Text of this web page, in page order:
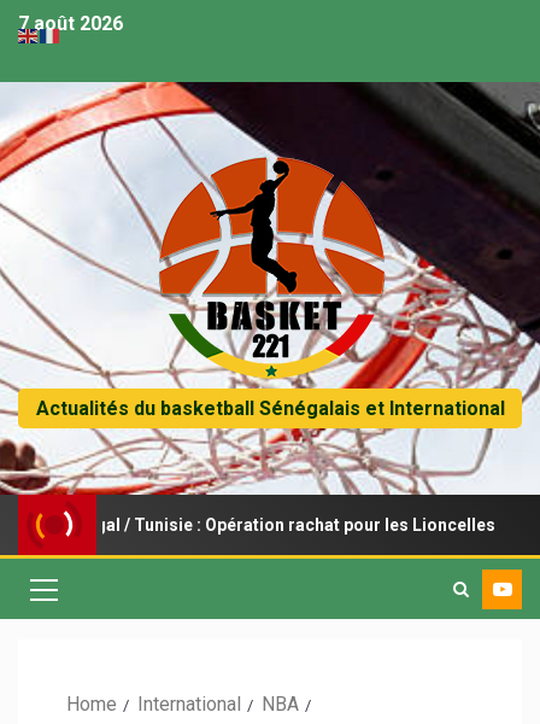
7 août 2026
Actualités du basketball Sénégalais et International
/ Tunisie : Opération rachat pour les Lioncelles
Home International
NBA